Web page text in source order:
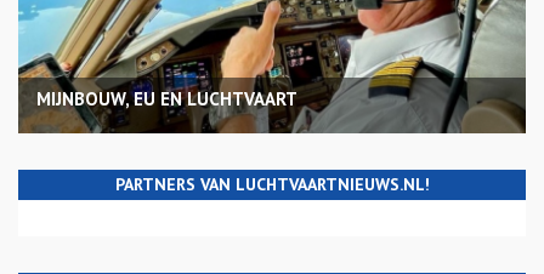
MIJNBOUW, EU EN LUCHTVAART
PARTNERS VAN LUCHTVAARTNIEUWS.NL!